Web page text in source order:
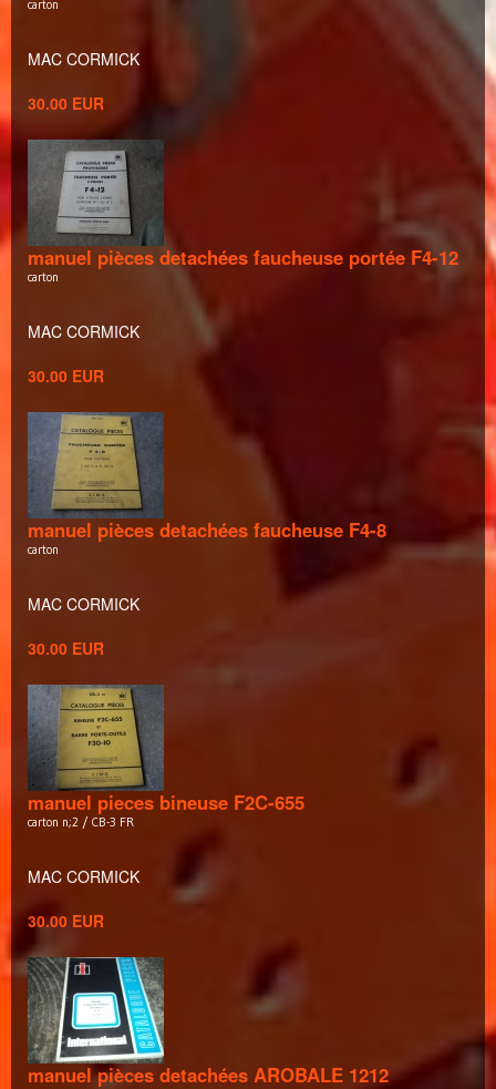
carton
MAC CORMICK
30.00 EUR
manuel pièces detachées faucheuse portée F4-12
carton
MAC CORMICK
30.00 EUR
manuel pièces detachées faucheuse F4-8
carton
MAC CORMICK
30.00 EUR
manuel pieces bineuse F2C-655
carton n;2 / CB-3 FR
MAC CORMICK
30.00 EUR
manuel pièces detachées AROBALE 1212